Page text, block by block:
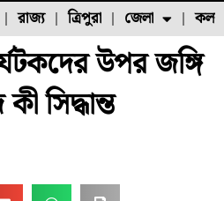
ফল চাষ মাছ চাষ পোল্ট্রি চাষ
রাজ্য ত্রিপুরা জেলা
উত্তর ২৪ পরগনা
উপর জঙ্গি
সিদ্ধান্ত